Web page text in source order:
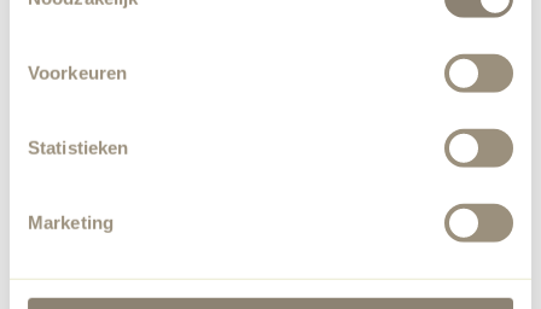
Voorkeuren
Statistieken
Marketing